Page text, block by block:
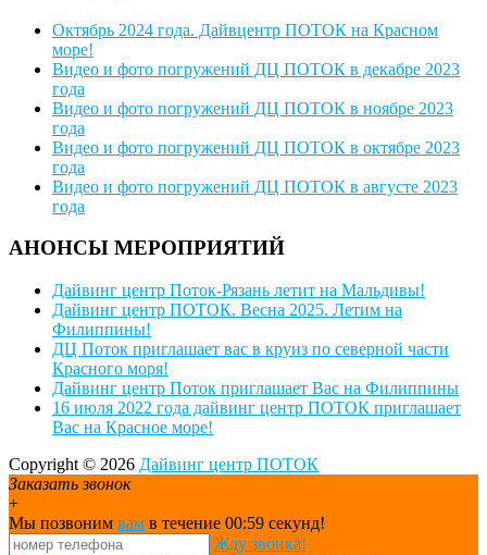
Октябрь 2024 года. Дайвцентр ПОТОК на Красном
море!
Видео и фото погружений ДЦ ПОТОК в декабре 2023
года
Видео и фото погружений ДЦ ПОТОК в ноябре 2023
года
Видео и фото погружений ДЦ ПОТОК в октябре 2023
года
Видео и фото погружений ДЦ ПОТОК в августе 2023
года
АНОНСЫ МЕРОПРИЯТИЙ
Дайвинг центр Поток-Рязань летит на Мальдивы!
Дайвинг центр ПОТОК. Весна 2025. Летим на
Филиппины!
ДЦ Поток приглашает вас в круиз по северной части
Красного моря!
Дайвинг центр Поток приглашает Вас на Филиппины
16 июля 2022 года дайвинг центр ПОТОК приглашает
Вас на Красное море!
Copyright © 2026 Дайвинг центр ПОТОК
Заказать звонок
+
Мы позвоним вам в течение 00:59 секунд!
Жду звонка!